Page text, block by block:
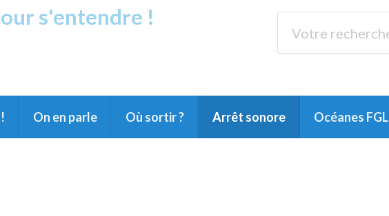
s'entendre !
On en parle Où sortir ? Arrêt sonore Océanes FGL